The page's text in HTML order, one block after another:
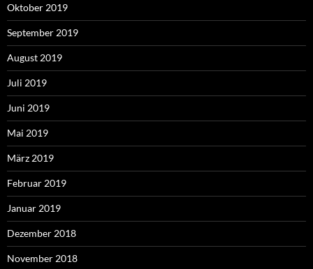
Oktober 2019
September 2019
August 2019
Juli 2019
Juni 2019
Mai 2019
März 2019
Februar 2019
Januar 2019
Dezember 2018
November 2018